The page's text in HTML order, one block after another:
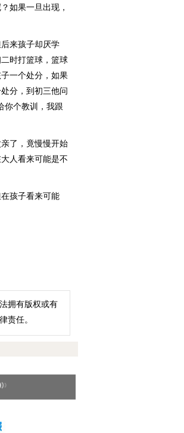
如果一旦出现，
来孩子却厌学
时打篮球，篮球
一个处分，如果
分，到初三他问
你个教训，我跟
了，竟慢慢开始
人看来可能是不
孩子看来可能
拥有版权或有
责任。